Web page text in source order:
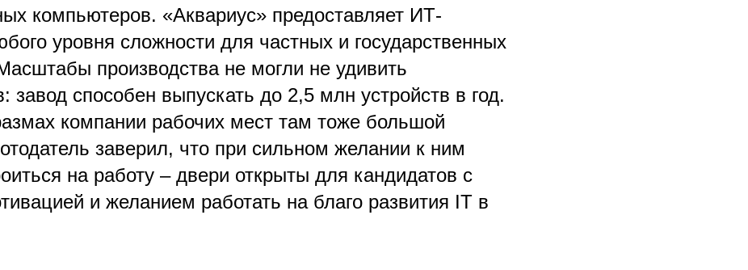
компьютеров. «Аквариус» предоставляет ИТ-
уровня сложности для частных и государственных
производства не могли не удивить
завод способен выпускать до 2,5 млн устройств в год.
компании рабочих мест там тоже большой
заверил, что при сильном желании к ним
на работу – двери открыты для кандидатов с
и желанием работать на благо развития IT в